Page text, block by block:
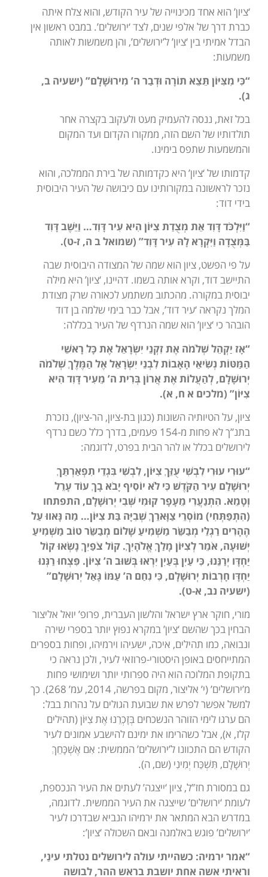
‘ציון’ הוא אחד מכינוייה של עיר הקודש, והוא צלח איתה
כברת דרך של אלפי שנים, לצד ‘ירושלים’. במבט ראשון אין
הבדל אמיתי בין ‘ציון’ ל’ירושלים’, והן משמשות לאותה
משמעות:
“כִּי מִצִּיּוֹן תֵּצֵא תוֹרָה וּדְבַר ה’ מִירוּשָׁלִָם” (ישעיה ב,
ג).
בכל זאת, ננסה להעמיק מעט ולעקוב בקצרה אחר
תולדותיו של השם הזה, ממקורו הקדום ועד המקום
והמשמעות שתפס בימינו.
קדמותו של ‘ציון’ היא כקדמותה של בירת הממלכה, והוא
נזכר לראשונה במקורותינו עם כיבושה של העיר היבוסית
בידי דוד:
“וַיִּלְכֹּד דָּוִד אֵת מְצֻדַת צִיּוֹן הִיא עִיר דָּוִד… וַיֵּשֶׁב דָּוִד
בַּמְּצֻדָה וַיִּקְרָא לָהּ עִיר דָּוִד” (שמואל ב ה, ז-ט).
על פי הפשט, ציון הוא שמה של המצודה היבוסית שבה
התיישב דוד, וקרא אותה בשמו. דהיינו, ‘ציון’ היא מילה
יבוסית במקורה. מהכתוב משתמע לכאורה שרק מצודת
המלך נקראה ‘עיר דוד’, אבל כבר בימי שלמה בן דוד
הובהר כי ‘ציון’ הוא שמה הנרדף של העיר בכללה:
“אָז יַקְהֵל שְׁלֹמֹה אֶת זִקְנֵי יִשְׂרָאֵל אֶת כָּל רָאשֵׁי
הַמַּטּוֹת נְשִׂיאֵי הָאָבוֹת לִבְנֵי יִשְׂרָאֵל אֶל הַמֶּלֶךְ שְׁלֹמֹה
יְרוּשָׁלִָם, לְהַעֲלוֹת אֶת אֲרוֹן בְּרִית ה’ מֵעִיר דָּוִד הִיא
צִיּוֹן” (מלכים א ח, א).
ציון, על הטיותיה השונות (כגון בת-ציון, הר-ציון), נזכרת
בתנ”ך לא פחות מ-154 פעמים, בדרך כלל כשם נרדף
לירושלים בכלל או להר הבית בפרט, לדוגמה:
“עוּרִי עוּרִי לִבְשִׁי עֻזֵּךְ צִיּוֹן, לִבְשִׁי בִּגְדֵי תִפְאַרְתֵּךְ
יְרוּשָׁלִַם עִיר הַקֹּדֶשׁ כִּי לֹא יוֹסִיף יָבֹא בָךְ עוֹד עָרֵל
וְטָמֵא. הִתְנַעֲרִי מֵעָפָר קוּמִי שְּׁבִי יְרוּשָׁלִָם, התפתחו
(הִתְפַּתְּחִי) מוֹסְרֵי צַוָּארֵךְ שְׁבִיָּה בַּת צִיּוֹן… מַה נָּאווּ עַל
הֶהָרִים רַגְלֵי מְבַשֵּׂר מַשְׁמִיעַ שָׁלוֹם מְבַשֵּׂר טוֹב מַשְׁמִיעַ
יְשׁוּעָה, אֹמֵר לְצִיּוֹן מָלַךְ אֱלֹהָיִךְ. קוֹל צֹפַיִךְ נָשְׂאוּ קוֹל
יַחְדָּו יְרַנֵּנוּ, כִּי עַיִן בְּעַיִן יִרְאוּ בְּשׁוּב ה’ צִיּוֹן. פִּצְחוּ רַנְּנוּ
יַחְדָּו חָרְבוֹת יְרוּשָׁלִָם, כִּי נִחַם ה’ עַמּוֹ גָּאַל יְרוּשָׁלִָם”
(ישעיה נב, א-ט).
מורי, חוקר ארץ ישראל והלשון העברית, פרופ’ יואל אליצור
הבחין בכך שהשם ‘ציון’ במקרא נפוץ יותר בספרי שירה
ונבואה, כמו תהילים, איכה, ישעיהו וירמיהו, ופחות בספרים
המתייחסים באופן היסטורי-פרוזאי לעיר, ולכן נראה כי
בתקופת המלוכה הוא היה ספרותי יותר ושימושי פחות
מ’ירושלים’ (י’ אליצור, מקום בפרשה, 2014, עמ’ 268). כך
למשל אפשר לפרש את שבועת הגולים על נהרות בבל:
הם ערגו לימי הזוהר הנשכחים בְּזָכְרֵנוּ אֶת צִיּוֹן (תהילים
קלז, א), אבל כשהרימו את ימינם להישבע אמונים לעיר
הקודש הם התכוונו ל’ירושלים’ הממשית: אִם אֶשְׁכָּחֵךְ
יְרוּשָׁלִָם, תִּשְׁכַּח יְמִינִי (שם, ה).
גם במסורת חז”ל, ציון ‘ייצגה’ לעתים את העיר הנכספת,
לעומת ‘ירושלים’ שייצגה את העיר הממשית. לדוגמה,
במדרש הבא המתאר את ירמיהו הנביא שבדרכו לעיר
‘ירושלים’ פוגש באלמנה ובאם השכולה ‘ציון’:
“אמר ירמיה: כשהייתי עולה לירושלים נטלתי עינַי,
וראיתי אשה אחת יושבת בראש ההר, לבושה